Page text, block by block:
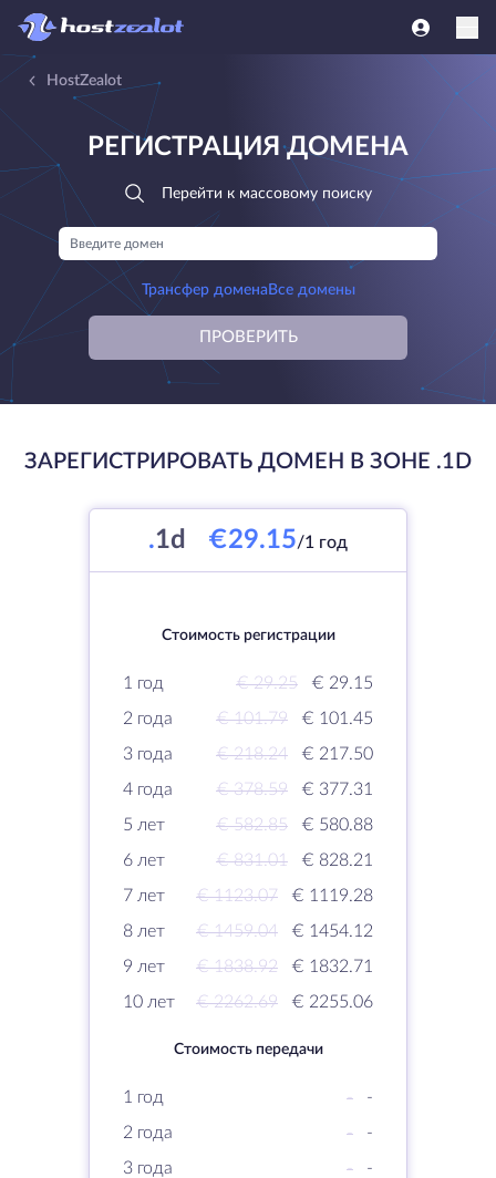
HostZealot
РЕГИСТРАЦИЯ ДОМЕНА
Перейти к массовому поиску
Трансфер домена Все домены
ПРОВЕРИТЬ
ЗАРЕГИСТРИРОВАТЬ ДОМЕН В ЗОНЕ .1D
.1d €29.15/1 год
Стоимость регистрации
1 год € 29.25
€ 29.15
2 года
€ 101.79
€ 101.45
3 года
€ 218.24
€ 217.50
4 года
€ 378.59
€ 377.31
5 лет
€ 582.85
€ 580.88
6 лет
€ 831.01
€ 828.21
7 лет
€ 1123.07
€ 1119.28
8 лет
€ 1459.04
€ 1454.12
9 лет
€ 1838.92
€ 1832.71
10 лет
€ 2262.69 € 2255.06
Стоимость передачи
1 год -
-
2 года
-
-
3 года
-
-